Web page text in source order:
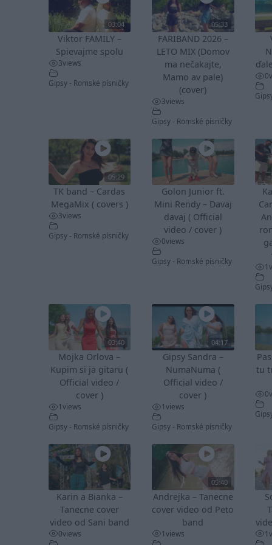
03:04
Viktor FAMILY –
Spievajme spolu
3views
Gipsy - Romské písničky
05:33
FARIBAND 2026 –
LETO MIX (Domov
ma nečakajte,
Mamo av pale)
(cover)
3views
Gipsy - Romské písničky
0
05:29
TK band – Cardas
MegaMix ( covers )
3views
Gipsy - Romské písničky
Golon Junior ft.
Mini Rendy – Davaj
davaj ( Official
video / cover )
0views
Gipsy - Romské písničky
1
03:40
Mojka Orlova –
Kupim si ja gitaru (
Official video /
cover )
1views
Gipsy - Romské písničky
04:17
Gipsy Sandra –
NumaNuma (
Official video /
cover )
1views
Gipsy - Romské písničky
tu
0
Karin a Bianka –
Tanecne cover
video od Sani band
0views
05:40
Andrejka – Tanecne
cover video od Peto
band
1views 1